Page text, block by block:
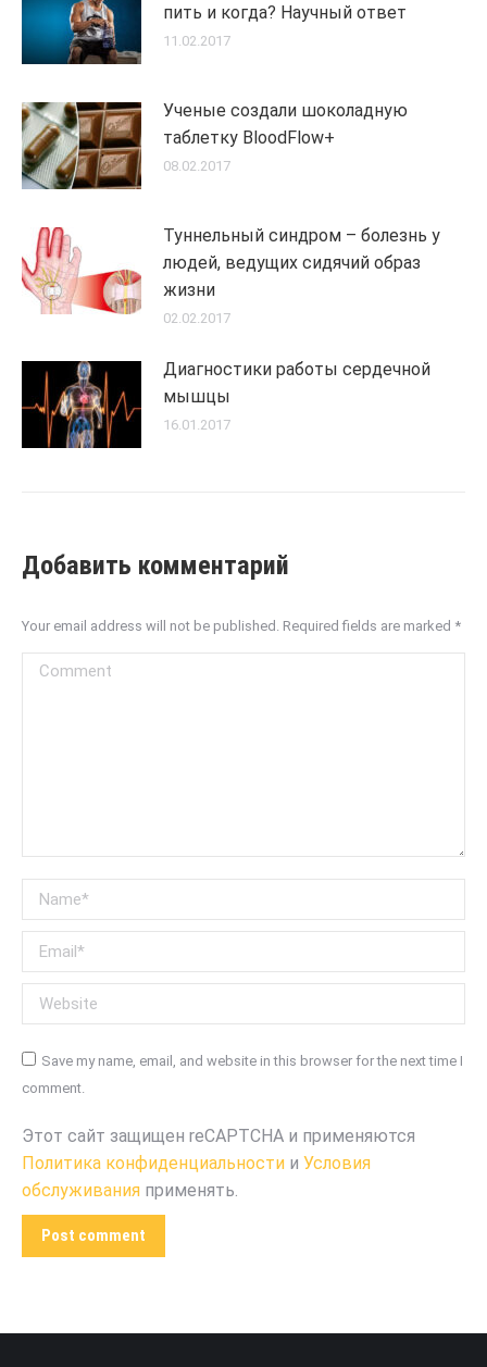
пить и когда? Научный ответ
11.02.2017
Ученые создали шоколадную
таблетку BloodFlow+
08.02.2017
Туннельный синдром – болезнь у
людей, ведущих сидячий образ
жизни
02.02.2017
Диагностики работы сердечной
мышцы
16.01.2017
Добавить комментарий
Your email address will not be published. Required fields are marked *
Comment
Name *
Email *
Website
Save my name, email, and website in this browser for the next time I
comment.
Этот сайт защищен reCAPTCHA и применяются
Политика конфиденциальности и Условия
обслуживания применять.
Post comment